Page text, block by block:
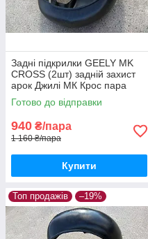
Задні підкрилки GEELY MK
CROSS (2шт) задній захист
арок Джилі МК Крос пара
задніх
Готово до відправки
940 ₴/пара
1 160 ₴/пара
Купити
Топ продажів –19%